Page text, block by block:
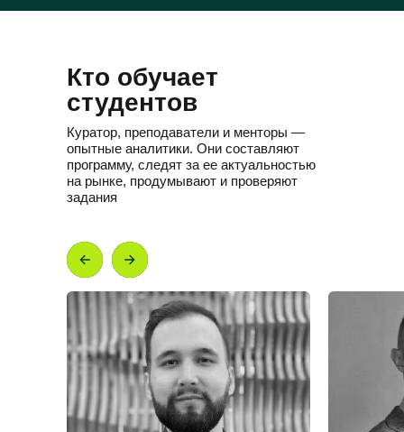
Кто обучает
студентов
Куратор, преподаватели и менторы —
опытные аналитики. Они составляют
программу, следят за ее актуальностью
на рынке, продумывают и проверяют
задания